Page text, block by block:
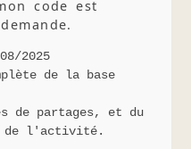
code est
2025
de la base
de partages, et du
de l'activité.